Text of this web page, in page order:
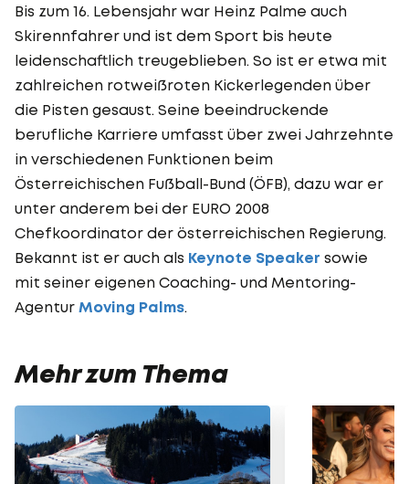
Bis zum 16. Lebensjahr war Heinz Palme auch
Skirennfahrer und ist dem Sport bis heute
leidenschaftlich treugeblieben. So ist er etwa mit
zahlreichen rotweißroten Kickerlegenden über
die Pisten gesaust. Seine beeindruckende
berufliche Karriere umfasst über zwei Jahrzehnte
in verschiedenen Funktionen beim
Österreichischen Fußball-Bund (ÖFB), dazu war er
unter anderem bei der EURO 2008
Chefkoordinator der österreichischen Regierung.
Bekannt ist er auch als Keynote Speaker sowie
mit seiner eigenen Coaching- und Mentoring-
Agentur Moving Palms.
Mehr zum Thema